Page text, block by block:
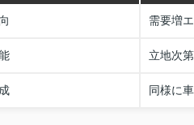
需要増
立地次
同様に